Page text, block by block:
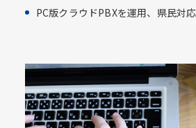
PC版クラウドPBXを運用、県民対